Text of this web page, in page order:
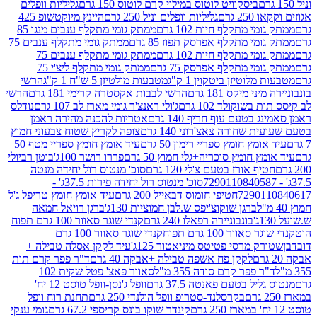
ביסקוויט לוטוס במילוי קרם לוטוס 150 גרם
גליליות וופלים
גרם
גליליות וופלים וניל 250 גרם
היינץ מיוקטשופ 425
מתקלף חיות 102 גרם
ממתק גומי מתקלף ענבים מנגו 85
מתקלף אפרסק תפוז 85 גרם
ממתק גומי מתקלף ענבים 75
מתקלף חיות 102 גרם
ממתק גומי מתקלף ענבים 75
מתקלף אפרסק 75 גרם
ממתק גומי מתקלף ליצ'י 75
ביטקוין 1 ק"ג
מטבעות מולטיזן 5 ש"ח 1 ק"ג
הרשי
מיקס 181 גרם
הרשי לבבות אקסטרה קרימי 181 גרם
הרשי
102 גרם
ג'ולי ראנצ'ר גומי מארז לב 107 גרם
נודלס
עוף חריף 140 גרם
אטריות להכנה מהירה ראמן
שחורה צאצ'רוני 140 גרם
צופה לקריץ שטוח צבעוני חמוץ
חומץ ספריי רימון 50 גרם
עיד אומץ חומץ ספריי מטף 50
חומץ סוכריה+גלי חמוץ 50 גרם
פררו רושר 100ג'
בוטן רביולי
אורז בטעם צ'לי 120 גרם
סוכ' מנטוס רול יחידה מנטה
סוכ' מנטוס רול יחידה פירות 37.5ג' -
חטיפי חומוס דבאייל 200 גרם
עיד אומץ חומץ טריפל ג'ל
ברגן שוקוצ'יפס ש.לבן חמוציות 130ג'
ברגן רויאל חמאה
בונבוניירה רפאלו 240 גרם
קנדי שוגר סאוור 100 גרם תפוח
100 גרם תפוח
קנדי שוגר סאוור 100 גרם
מרסי פטיטס מיניאטור 125ג'
עיד לקקן אסלה טבילה +
לקקן פח אשפה טבילה +אבקה 40 גרם
ד"ר פפר קרם תות
פפר קרם סודה 355 מ"ל
סאוור פאצ' פטל שקית 102
בטעם פאנטה 37.5 גרם
וופל ג'נסן-וופל טוסט 12 יח'
בקרסלנד-סטרופ וופל הולנדי 250 גרם
תחנת רוח וופל
קינדר שוקו בונס קריספי 67.2 גרם
גומי ענקי